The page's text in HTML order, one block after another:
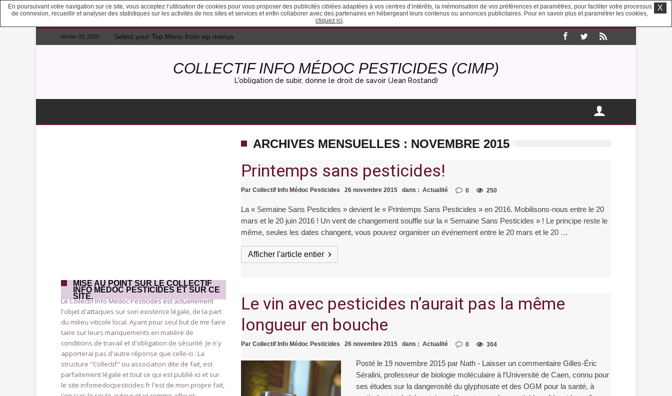
février 03, 2020 Select your Top Menu from wp menus
COLLECTIF INFO MÉDOC PESTICIDES (CIMP)
L'obligation de subir, donne le droit de savoir (Jean Rostand)
ARCHIVES MENSUELLES : NOVEMBRE 2015
Printemps sans pesticides!
Par Collectif Info Médoc Pesticides 26 novembre 2015 dans : Actualité 0 250
La « Semaine Sans Pesticides » devient le « Printemps Sans Pesticides » en 2016. Mobilisons-nous entre le 20
mars et le 20 juin 2016 ! Un vent de changement souffle sur la « Semaine Sans Pesticides » ! Le principe reste le
même, seules les dates changent, vous pouvez organiser un événement entre le 20 mars et le 20 …
Afficher l'article entier
Le vin avec pesticides n’aurait pas la même
longueur en bouche
Par Collectif Info Médoc Pesticides 26 novembre 2015 dans : Actualité 0 304
Posté le 19 novembre 2015 par Nath - Laisser un commentaire Gilles-Éric
Séralini, professeur de biologie moléculaire à l’Université de Caen, connu pour
ses études sur la dangerosité du glyphosate et des OGM pour la santé, à
MISE AU POINT SUR LE COLLECTIF
INFO MÉDOC PESTICIDES ET SUR CE
SITE.
Le Collectif Info Médoc Pesticides est actuellement
l'objet d'attaques sur son existence légale, de la part
du milieu viticole local. Ayant pour seul but de me faire
taire sur leurs manquements en matière de
conditions de travail et d'obligation de sécurité. Je n'y
apporterai pas d'autre réponse que celle-ci : La
structure "Collectif" ou association dite de fait, est
parfaitement légale et tout ce qui est publié ici et sur
le site infomedocpesticides.fr l'est de mon propre fait,
En poursuivant votre navigation sur ce site, vous acceptez l’utilisation de cookies pour vous proposer des publicités ciblées adaptées à vos centres d’intérêts, la mémorisation de vos préférences et paramètres, pour faciliter votre processus
de connexion, recueillir et analyser des statistiques sur les activités de nos sites et services et enfin collaborer avec des partenaires en hébergeant leurs contenus ou annonces publicitaires. Pour en savoir plus et paramétrer les cookies,
cliquez ici.
X